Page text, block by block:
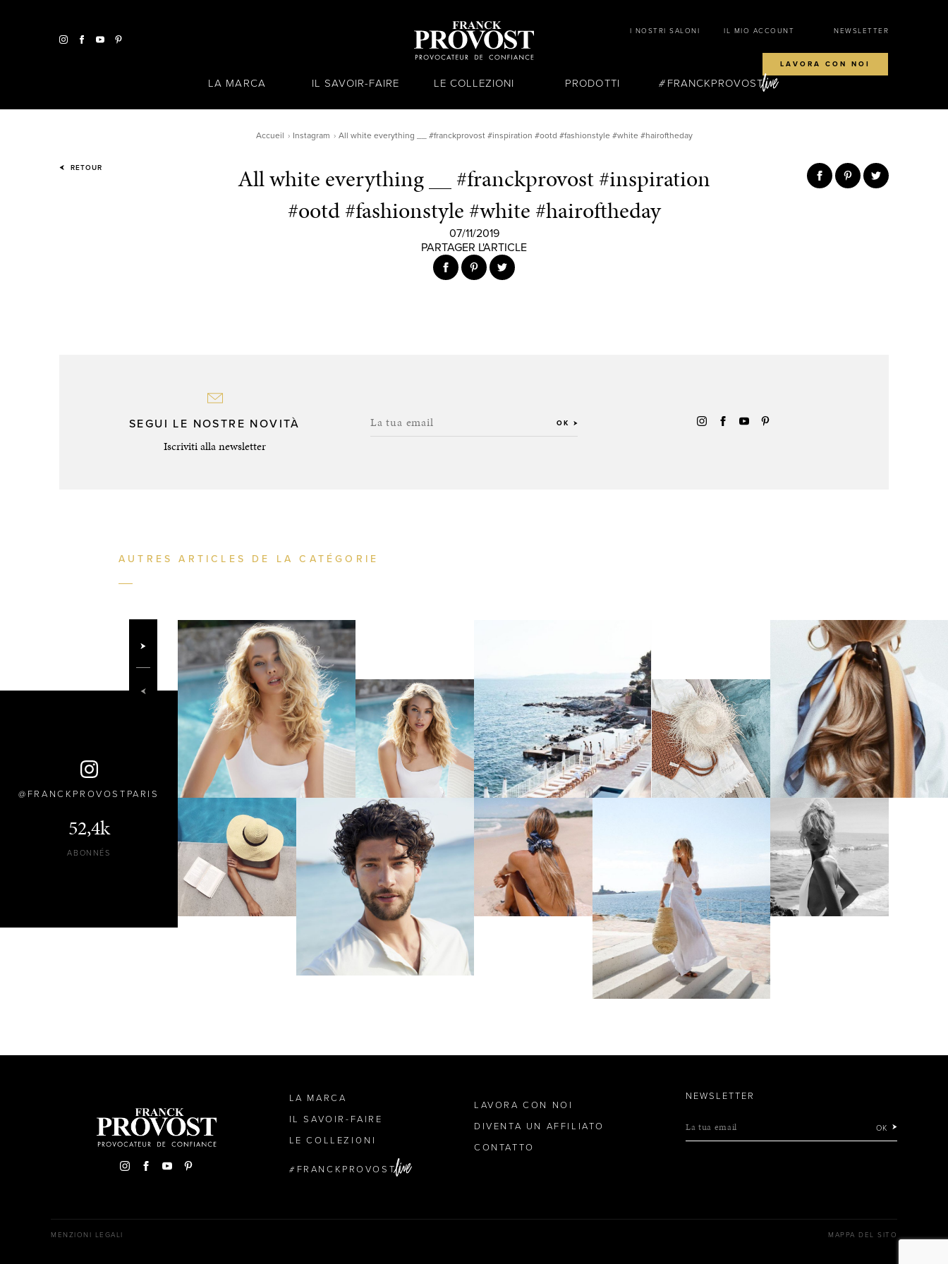
I NOSTRI SALONI IL MIO ACCOUNT NEWSLETTER
LAVORA CON NOI
LA MARCA IL SAVOIR-FAIRE LE COLLEZIONI PRODOTTI FRANCKPROVOST
Accueil Instagram All white everything __ #franckprovost #inspiration #ootd #fashionstyle #white #hairoftheday
RETOUR
All white everything __ #franckprovost #inspiration
#ootd #fashionstyle #white #hairoftheday
07/11/2019
PARTAGER L'ARTICLE
SEGUI LE NOSTRE NOVITÀ
Iscriviti alla newsletter
La tua email OK
AUTRES ARTICLES DE LA CATÉGORIE
FRANCKPROVOSTPARIS
52,4k
ABONNÉS
LA MARCA
IL SAVOIR-FAIRE
LE COLLEZIONI
FRANCKPROVOST
LAVORA CON NOI
DIVENTA UN AFFILIATO
CONTATTO
NEWSLETTER
La tua email OK
MENZIONI LEGALI MAPPA DEL SITO